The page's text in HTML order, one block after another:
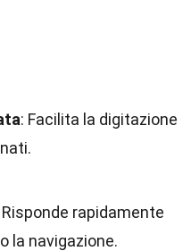
: Facilita la digitazione
Risponde rapidamente
la navigazione.